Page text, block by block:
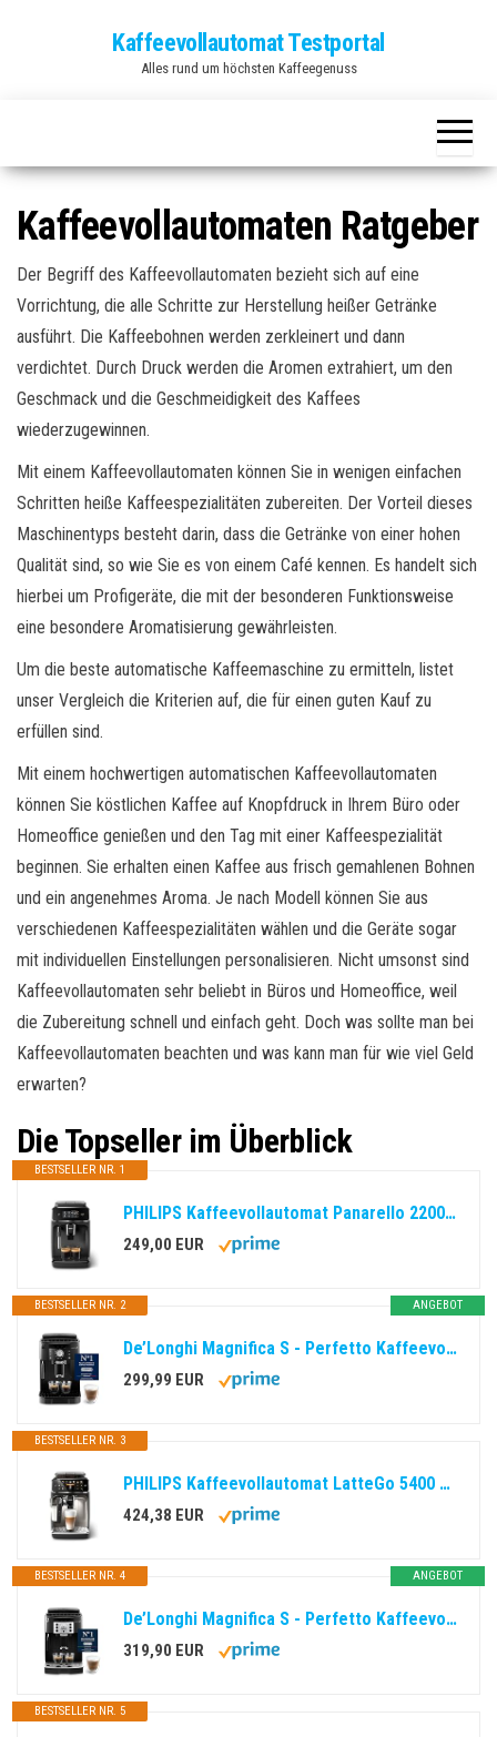
Kaffeevollautomat Testportal
Alles rund um höchsten Kaffeegenuss
Kaffeevollautomaten Ratgeber
Der Begriff des Kaffeevollautomaten bezieht sich auf eine
Vorrichtung, die alle Schritte zur Herstellung heißer Getränke
ausführt. Die Kaffeebohnen werden zerkleinert und dann
verdichtet. Durch Druck werden die Aromen extrahiert, um den
Geschmack und die Geschmeidigkeit des Kaffees
wiederzugewinnen.
Mit einem Kaffeevollautomaten können Sie in wenigen einfachen
Schritten heiße Kaffeespezialitäten zubereiten. Der Vorteil dieses
Maschinentyps besteht darin, dass die Getränke von einer hohen
Qualität sind, so wie Sie es von einem Café kennen. Es handelt sich
hierbei um Profigeräte, die mit der besonderen Funktionsweise
eine besondere Aromatisierung gewährleisten.
Um die beste automatische Kaffeemaschine zu ermitteln, listet
unser Vergleich die Kriterien auf, die für einen guten Kauf zu
erfüllen sind.
Mit einem hochwertigen automatischen Kaffeevollautomaten
können Sie köstlichen Kaffee auf Knopfdruck in Ihrem Büro oder
Homeoffice genießen und den Tag mit einer Kaffeespezialität
beginnen. Sie erhalten einen Kaffee aus frisch gemahlenen Bohnen
und ein angenehmes Aroma. Je nach Modell können Sie aus
verschiedenen Kaffeespezialitäten wählen und die Geräte sogar
mit individuellen Einstellungen personalisieren. Nicht umsonst sind
Kaffeevollautomaten sehr beliebt in Büros und Homeoffice, weil
die Zubereitung schnell und einfach geht. Doch was sollte man bei
Kaffeevollautomaten beachten und was kann man für wie viel Geld
erwarten?
Die Topseller im Überblick
BESTSELLER NR. 1
PHILIPS Kaffeevollautomat Panarello 2200 Serie, Schwarz, 2 Spezialitäten
249,00 EUR
ANGEBOT
BESTSELLER NR. 2
De’Longhi Magnifica S - Perfetto Kaffeevollautomat mit klassischem Milchaufschäumer, Espresso- und Cappuccino Kaffeemaschine, Bedienfeld mit Tasten, Schwarz (ECAM11.112.B)
299,99 EUR
BESTSELLER NR. 3
PHILIPS Kaffeevollautomat LatteGo 5400 Serie, Chrom, 12 Spezialitäten
424,38 EUR
ANGEBOT
BESTSELLER NR. 4
De’Longhi Magnifica S - Perfetto Kaffeevollautomat mit klassischem Milchaufschäumer, Espresso- und Cappuccino Kaffeemaschine, Bedienfeld mit Tasten, Schwarz (ECAM22.110.B)
319,90 EUR
BESTSELLER NR. 5